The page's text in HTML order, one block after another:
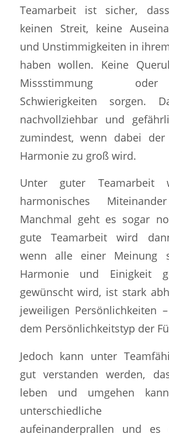
Teamarbeit ist sicher,
keinen Streit, keine
und Unstimmigkeiten in
haben wollen. Keine
Missstimmung
Schwierigkeiten sorgen.
nachvollziehbar und
zumindest, wenn dabei
Harmonie zu groß wird.
Unter guter
harmonisches
Manchmal geht es sogar
gute Teamarbeit wird
wenn alle einer Meinung
Harmonie und Einigkeit
gewünscht wird, ist stark
jeweiligen Persönlichkeiten
dem Persönlichkeitstyp der
Jedoch kann unter
gut verstanden werden,
leben und umgehen
unterschiedliche
aufeinanderprallen und es